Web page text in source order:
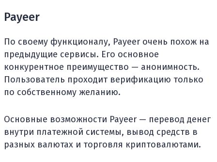
Payeer
По своему функционалу, Payeer очень похож на
предыдущие сервисы. Его основное
конкурентное преимущество — анонимность.
Пользователь проходит верификацию только
по собственному желанию.
Основные возможности Payeer — перевод денег
внутри платежной системы, вывод средств в
разных валютах и торговля криптовалютами.